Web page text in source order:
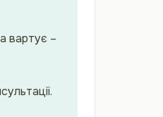
вартує –